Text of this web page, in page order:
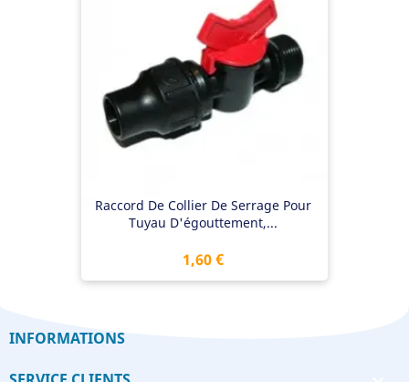
Raccord De Collier De Serrage Pour
Tuyau D'égouttement,...
Prix
1,60 €
INFORMATIONS